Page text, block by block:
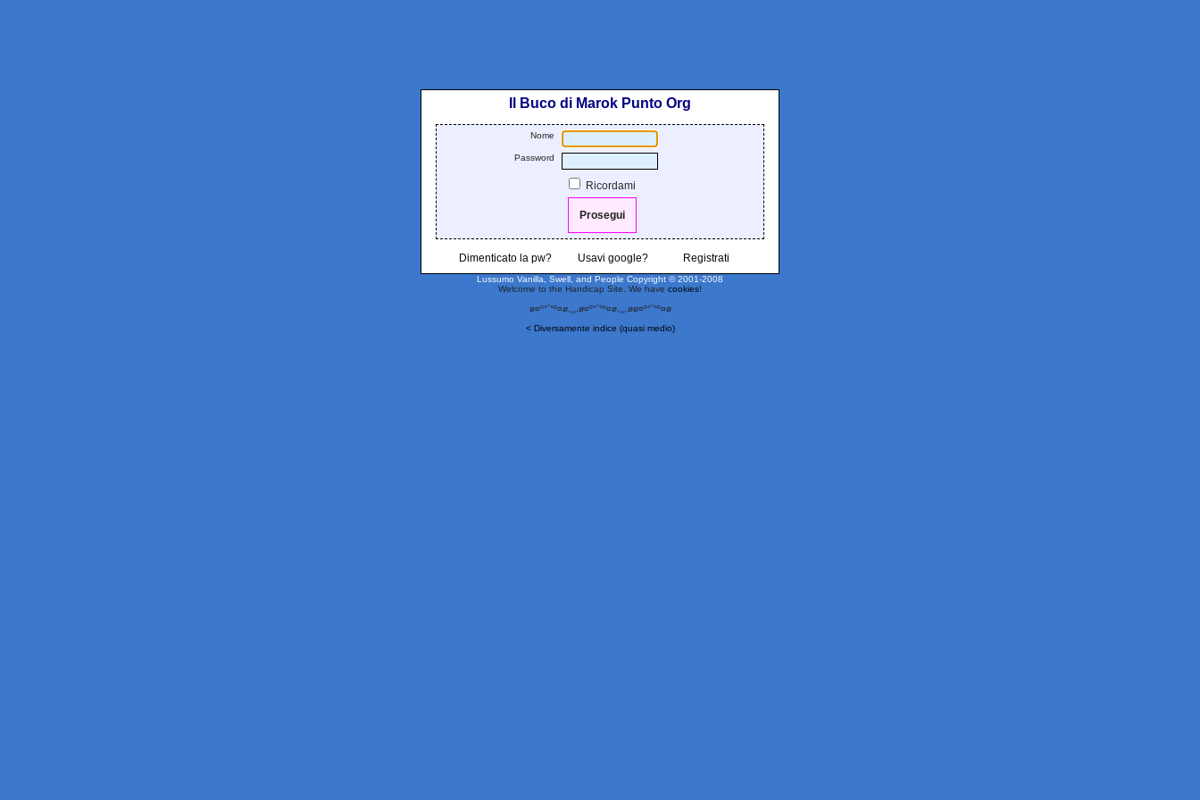
Il Buco di Marok Punto Org
Nome
Password
Ricordami
Dimenticato la pw? Usavi google? Registrati
Lussumo Vanilla, Swell, and People Copyright © 2001-2008
Welcome to the Handicap Site. We have cookies!
ø¤º°`°º¤ø,¸¸,ø¤º°`°º¤ø,¸¸,øø¤º°`°º¤ø
< Diversamente indice (quasi medio)